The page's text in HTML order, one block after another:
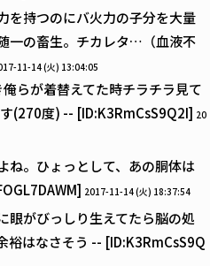
を持つのにバ火力の子分を大量
一の畜生。チカレタ…（血液不
11-14 (火) 13:04:05
らが着替えてた時チラチラ見て
(270度) -- [ID:K3RmCsS9Q2I] 20
ね。ひょっとして、あの胴体は
2017-11-14 (火) 18:37:54
眼がびっしり生えてたら脳の処
裕はなさそう -- [ID:K3RmCsS9Q